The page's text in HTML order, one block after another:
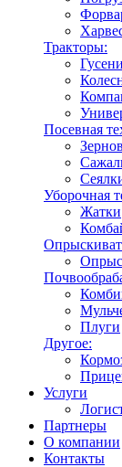
Тракторы:
Посевная
Уборочная
Жатки
Плуги
Другое:
Услуги
Партнеры
О компании
Контакты